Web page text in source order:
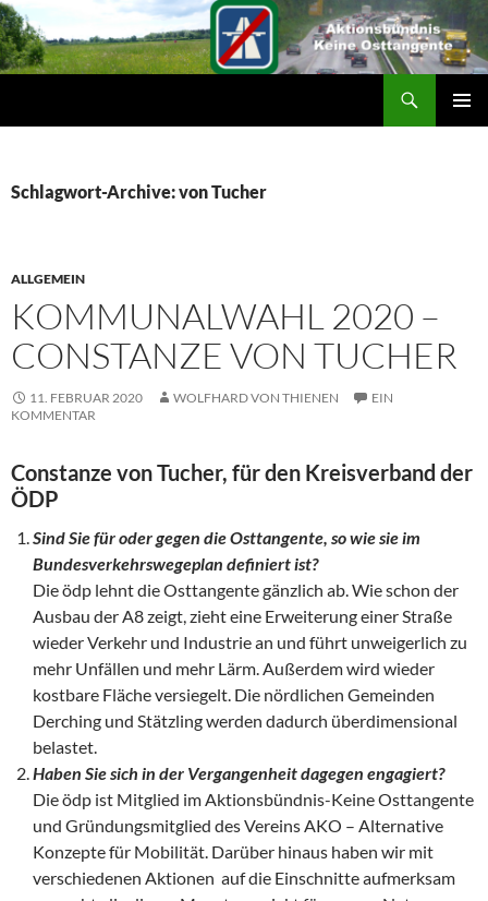
Schlagwort-Archive: von Tucher
ALLGEMEIN
KOMMUNALWAHL 2020 –
CONSTANZE VON TUCHER
11. FEBRUAR 2020 WOLFHARD VON THIENEN
EIN
KOMMENTAR
Constanze von Tucher, für den Kreisverband der
ÖDP
Sind Sie für oder gegen die Osttangente, so wie sie im
Bundesverkehrswegeplan definiert ist?
Die ödp lehnt die Osttangente gänzlich ab. Wie schon der
Ausbau der A8 zeigt, zieht eine Erweiterung einer Straße
wieder Verkehr und Industrie an und führt unweigerlich zu
mehr Unfällen und mehr Lärm. Außerdem wird wieder
kostbare Fläche versiegelt. Die nördlichen Gemeinden
Derching und Stätzling werden dadurch überdimensional
belastet.
Haben Sie sich in der Vergangenheit dagegen engagiert?
Die ödp ist Mitglied im Aktionsbündnis-Keine Osttangente
und Gründungsmitglied des Vereins AKO – Alternative
Konzepte für Mobilität. Darüber hinaus haben wir mit
verschiedenen Aktionen auf die Einschnitte aufmerksam